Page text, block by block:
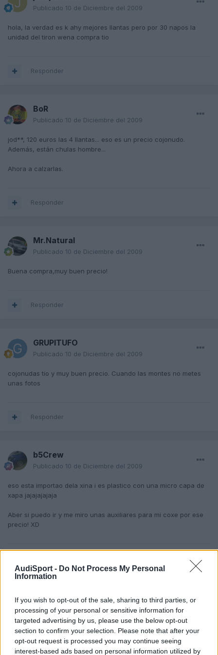
AudiSport - Do Not Process My Personal
Information
If you wish to opt-out of the sale, sharing to third parties, or
processing of your personal or sensitive information for
targeted advertising by us, please use the below opt-out
section to confirm your selection. Please note that after your
opt-out request is processed you may continue seeing
interest-based ads based on personal information utilized by
Publicado 10 de Diciembre del 2009
hola, la verdad es k ahy mejores llantas pero por 30 napos la
unidad del tiron wena compra tio
Responder
BoR
Publicado 10 de Diciembre del 2009
jod**, 120 euros las 4 llantas... eso es un precio cojonudo.
Además, están chulas hombre...
Ahora a calzarlas.
Responder
Mr.Natural
Publicado 10 de Diciembre del 2009
Buena compra,muy buen precio!
Responder
GRUPITUFO
Publicado 10 de Diciembre del 2009
cojonudas tio y muy buen precio. Cuando las montes no metes
unas fotos
Responder
b5Crew
Publicado 10 de Diciembre del 2009
eso esta importao dela xina i es plastico con una micro capa de
xapa jajajajajaja
Aber si puedo ir y me miro unas auxiliares para mi coxe por ese
precio! XD
Izan.
Publicado10 de Diciembre del 2009
Vaya llantas mas cojonudas